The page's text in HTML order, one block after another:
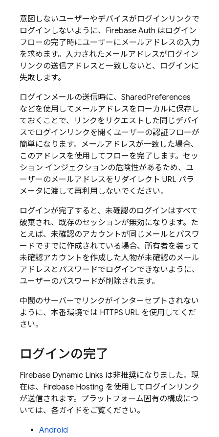
意図しないユーザーやデバイスがログインリンクで
ログインしないように、Firebase Auth はログイン
フローの完了時にユーザーにメールアドレスの入力
を求めます。入力されたメールアドレスがログイン
リンクの送信アドレスと一致しないと、ログインに
失敗します。
ログインメールの送信時に、SharedPreferences
などを使用してメールアドレスをローカルに保存し
ておくことで、リンクをリクエストした同じデバイ
スでログインリンクを開くユーザーの認証フローが
簡単になります。メールアドレスが一致した場合、
このアドレスを使用してフローを完了します。セッ
ション インジェクションの危険性があるため、ユ
ーザーのメールアドレスをリダイレクト URL パラ
メータに渡して再利用しないでください。
ログインが完了すると、未確認のログインはすべて
破棄され、既存のセッションが無効になります。た
とえば、未確認のアカウントが同じメールとパスワ
ードですでに作成されている場合、所有者を装って
未確認アカウントを作成した人物が未確認のメール
アドレスとパスワードでログインできないように、
ユーザーのパスワードが削除されます。
中間のサーバーでリンクがインターセプトされない
ように、本番環境では HTTPS URL を使用してくだ
さい。
ログインの完了
Firebase Dynamic Links は非推奨になりました。現
在は、Firebase Hosting を使用してログインリンク
が送信されます。プラットフォーム固有の構成につ
いては、各ガイドをご覧ください。
Android